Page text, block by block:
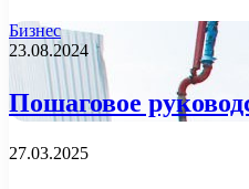
Бизнес
23.08.2024
Пошаговое
27.03.2025